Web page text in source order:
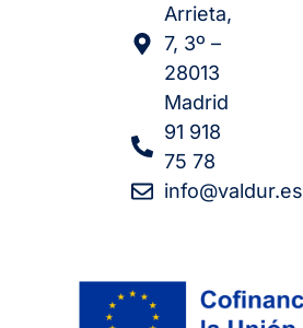
Arrieta,
7, 3º –
28013
Madrid
91 918
75 78
info@valdur.es